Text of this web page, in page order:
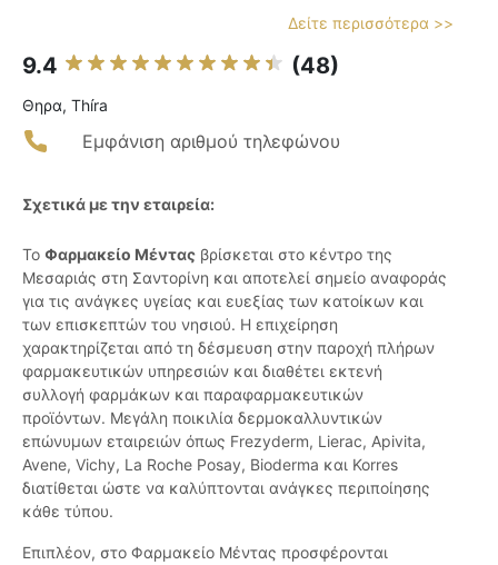
Δείτε περισσότερα >>
9.4 (48)
Θηρα, Thíra
Εμφάνιση αριθμού τηλεφώνου
Σχετικά με την εταιρεία:
Το Φαρμακείο Μέντας βρίσκεται στο κέντρο της
Μεσαριάς στη Σαντορίνη και αποτελεί σημείο αναφοράς
για τις ανάγκες υγείας και ευεξίας των κατοίκων και
των επισκεπτών του νησιού. Η επιχείρηση
χαρακτηρίζεται από τη δέσμευση στην παροχή πλήρων
φαρμακευτικών υπηρεσιών και διαθέτει εκτενή
συλλογή φαρμάκων και παραφαρμακευτικών
προϊόντων. Μεγάλη ποικιλία δερμοκαλλυντικών
επώνυμων εταιρειών όπως Frezyderm, Lierac, Apivita,
Avene, Vichy, La Roche Posay, Bioderma και Korres
διατίθεται ώστε να καλύπτονται ανάγκες περιποίησης
κάθε τύπου.
Επιπλέον, στο Φαρμακείο Μέντας προσφέρονται